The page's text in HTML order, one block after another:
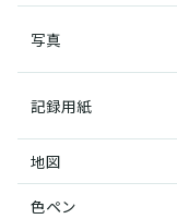
写真
記録用紙
地図
色ペン